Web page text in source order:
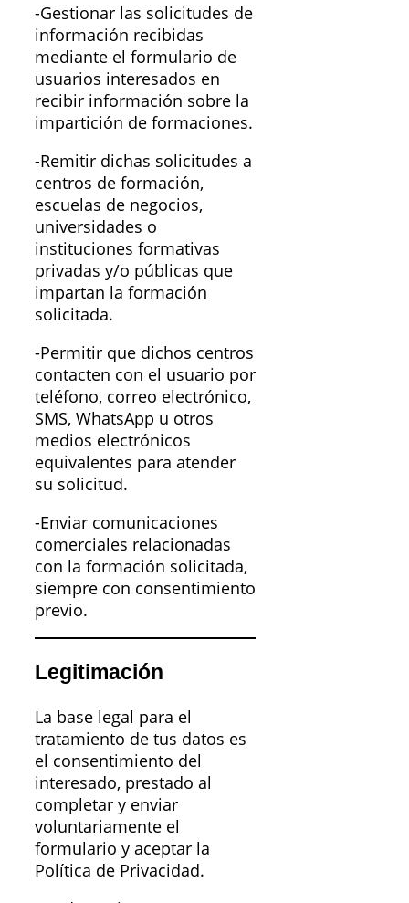
-Gestionar las solicitudes de
información recibidas
mediante el formulario de
usuarios interesados en
recibir información sobre la
impartición de formaciones.
-Remitir dichas solicitudes a
centros de formación,
escuelas de negocios,
universidades o
instituciones formativas
privadas y/o públicas que
impartan la formación
solicitada.
-Permitir que dichos centros
contacten con el usuario por
teléfono, correo electrónico,
SMS, WhatsApp u otros
medios electrónicos
equivalentes para atender
su solicitud.
-Enviar comunicaciones
comerciales relacionadas
con la formación solicitada,
siempre con consentimiento
previo.
Legitimación
La base legal para el
tratamiento de tus datos es
el consentimiento del
interesado, prestado al
completar y enviar
voluntariamente el
formulario y aceptar la
Política de Privacidad.